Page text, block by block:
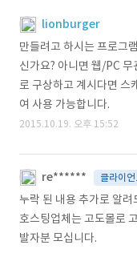
lionburger
만들려고 하시는 프로그
신가요? 아니면 웹/PC
로 구상하고 계시다면 스
여 사용 가능합니다.
2015.10.19. 오후 15:52
re****** 클라이
누락 된 내용 추가로 알려
호스팅업체는 고도몰로
발자분 모십니다.